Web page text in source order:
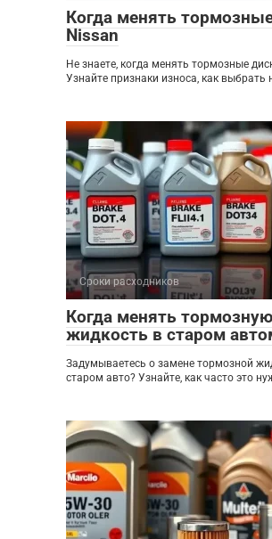
Когда менять
Nissan
Не знаете, когда менять тормозные
Узнайте признаки износа, как выбрать
Сроки расходников
Когда менять тормозную
жидкость в старом
Задумываетесь о замене тормозной
старом авто? Узнайте, как часто это